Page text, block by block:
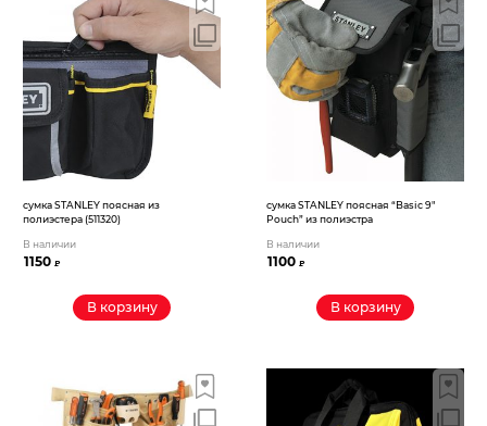
сумка STANLEY поясная из
полиэстера (511320)
В наличии
1150₽
В корзину
сумка STANLEY поясная “Basic 9″
Pouch” из полиэстра
В наличии
1100₽
В корзину